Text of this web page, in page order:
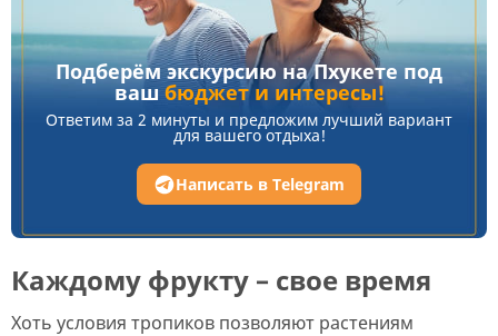
Подберём экскурсию на Пхукете под
вашбюджет и интересы!
Ответим за 2 минуты и предложим лучший вариант
для вашего отдыха!
Написать в Telegram
Каждому фрукту – свое время
Хоть условия тропиков позволяют растениям